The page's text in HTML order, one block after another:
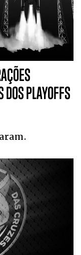
DOS PLAYOFFS